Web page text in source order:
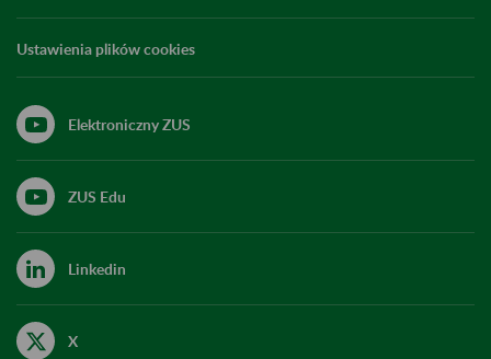
Ustawienia plików cookies
Elektroniczny ZUS
ZUS Edu
Linkedin
X